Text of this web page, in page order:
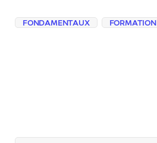
FONDAMENTAUX FORMATION